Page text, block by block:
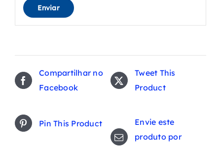
Compartilhar no
Facebook
Tweet This
Product
Pin This Product
Envie este
produto por